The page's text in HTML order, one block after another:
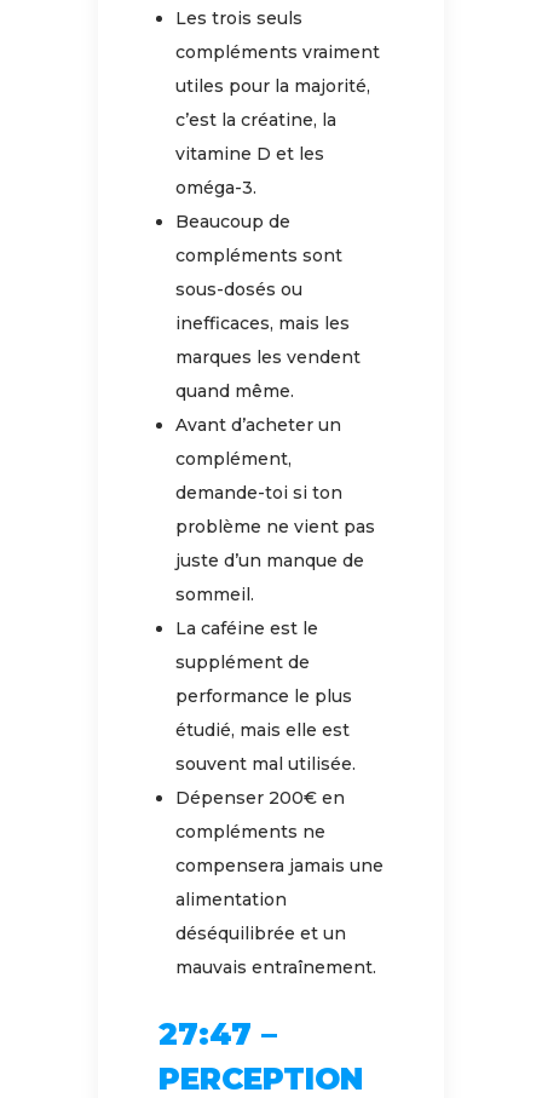
Les trois seuls
compléments vraiment
utiles pour la majorité,
c’est la créatine, la
vitamine D et les
oméga-3.
Beaucoup de
compléments sont
sous-dosés ou
inefficaces, mais les
marques les vendent
quand même.
Avant d’acheter un
complément,
demande-toi si ton
problème ne vient pas
juste d’un manque de
sommeil.
La caféine est le
supplément de
performance le plus
étudié, mais elle est
souvent mal utilisée.
Dépenser 200€ en
compléments ne
compensera jamais une
alimentation
déséquilibrée et un
mauvais entraînement.
27:47 –
PERCEPTION